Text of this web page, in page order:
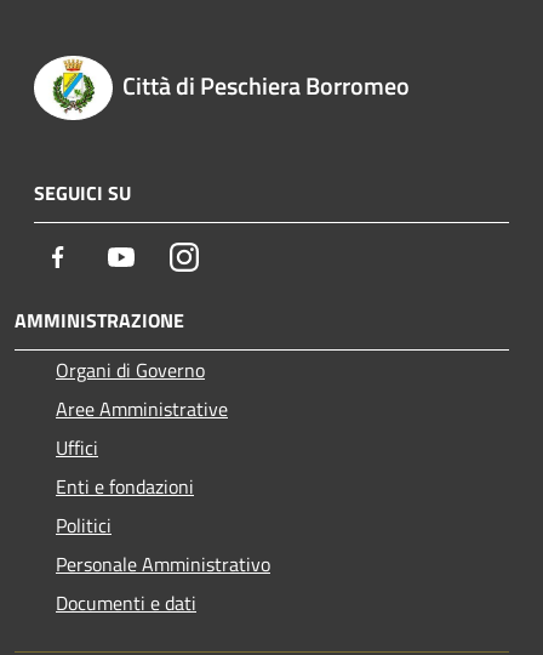
Città di Peschiera Borromeo
SEGUICI SU
Facebook YoutubeInstagram
AMMINISTRAZIONE
Organi di Governo
Aree Amministrative
Uffici
Enti e fondazioni
Politici
Personale Amministrativo
Documenti e dati